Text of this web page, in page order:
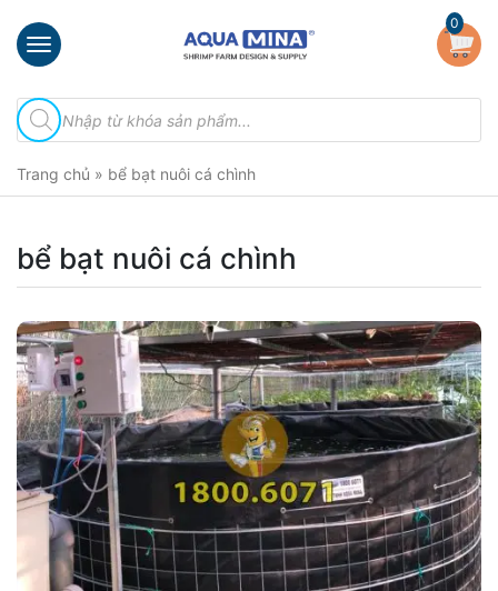
×
chủ
thiệu
phẩm
Đầu
Vi
Bọt
Khí
Ventek
Hướng
dẫn
lắp
Quy
0
Tìm
kiếm
sản
Trang chủ » bể bạt nuôi cá chình
bể bạt nuôi cá chình